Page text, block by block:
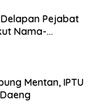
Pejabat
Nama-
Mentan, IPTU